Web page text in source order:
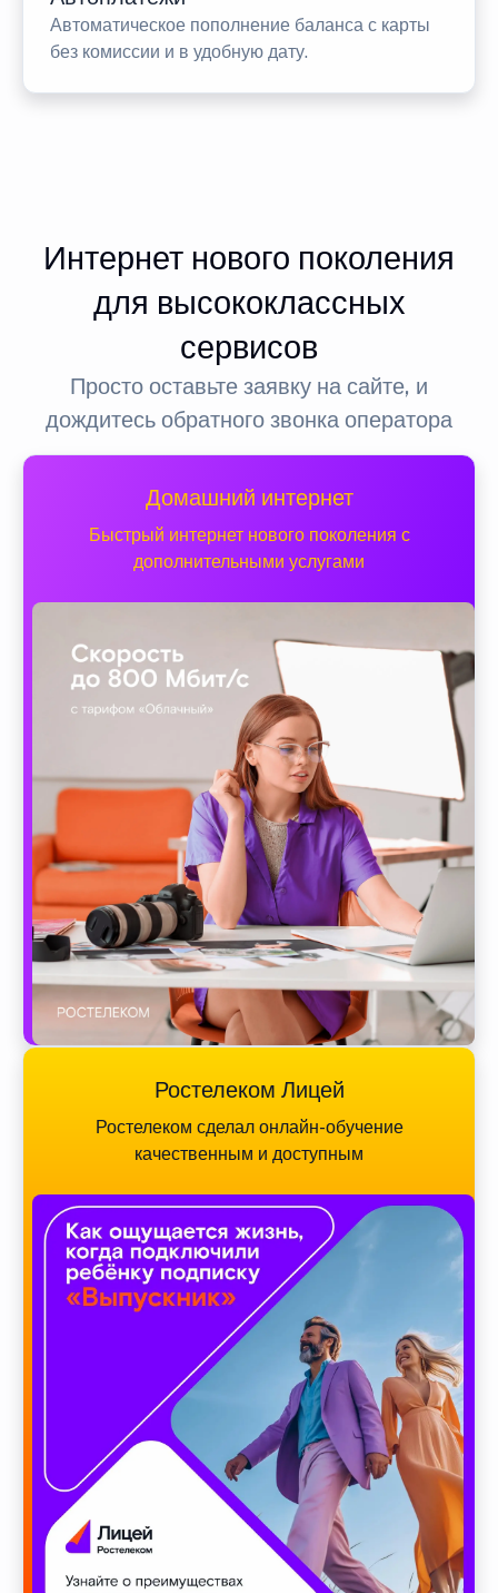
Автоматическое пополнение баланса с карты
без комиссии и в удобную дату.
Интернет нового поколения
для высококлассных
сервисов
Просто оставьте заявку на сайте, и
дождитесь обратного звонка оператора
Домашний интернет
Быстрый интернет нового поколения с
дополнительными услугами
Ростелеком Лицей
Ростелеком сделал онлайн-обучение
качественным и доступным